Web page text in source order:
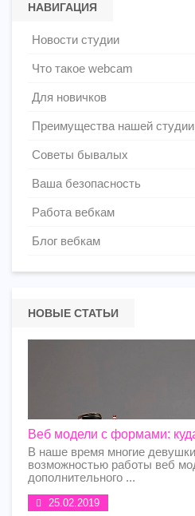
НАВИГАЦИЯ
Новости студии
Что такое webcam
Для новичков
Преимущества нашей студии
Советы бывалых
Ваша безопасность
Работа вебкам
Блог вебкам
НОВЫЕ СТАТЬИ
Веб модели с формами:
В наше время многие
возможностью работы веб
дополнительного ...
25.02.2019